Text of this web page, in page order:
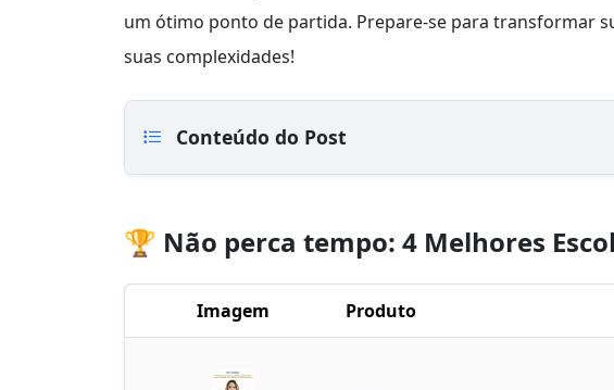
um ótimo ponto de partida. Prepare-se para transformar
suas complexidades!
Conteúdo do Post
🏆 Não perca tempo: 4 Melhores
Imagem Produto